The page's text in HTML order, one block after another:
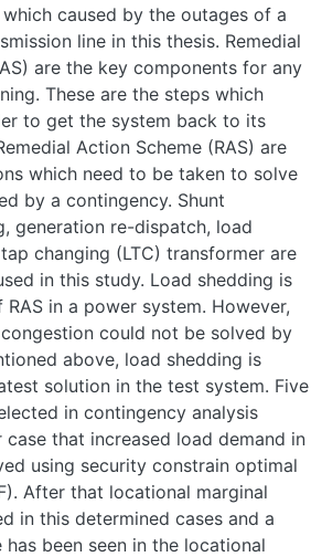
caused by the outages of a
line in this thesis. Remedial
are the key components for any
These are the steps which
to get the system back to its
Action Scheme (RAS) are
which need to be taken to solve
by a contingency. Shunt
generation re-dispatch, load
changing (LTC) transformer are
in this study. Load shedding is
in a power system. However,
could not be solved by
above, load shedding is
solution in the test system. Five
in contingency analysis
case that increased load demand in
using security constrain optimal
After that locational marginal
in this determined cases and a
been seen in the locational